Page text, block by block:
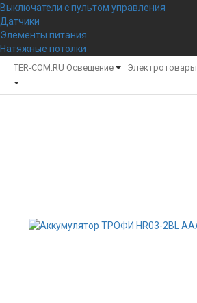
Выключатели с пультом управления
Датчики
Элементы питания
Натяжные потолки
TER-COM.RU Освещение Электротовары